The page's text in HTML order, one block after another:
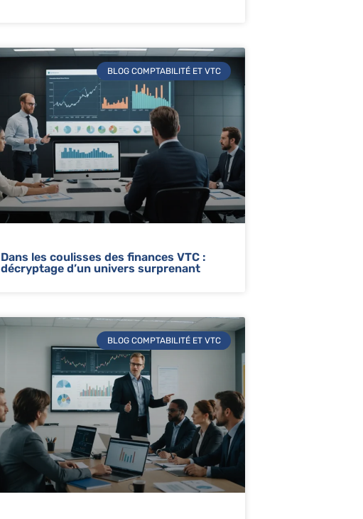
BLOG COMPTABILITÉ ET VTC
Dans les coulisses des finances VTC :
décryptage d’un univers surprenant
BLOG COMPTABILITÉ ET VTC